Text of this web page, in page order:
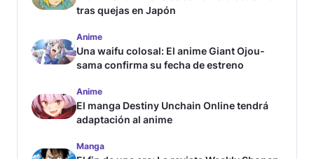
tras quejas en Japón
Anime
Una waifu colosal: El anime Giant Ojou-
sama confirma su fecha de estreno
Anime
El manga Destiny Unchain Online tendrá
adaptación al anime
Manga